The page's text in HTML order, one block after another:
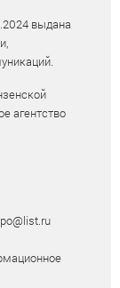
выдана
агентство